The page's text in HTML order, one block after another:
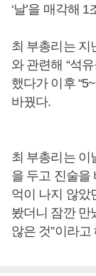
‘날’을 매각해
최 부총리는 지
와 관련해 “석
했다가 이후
바꿨다.
최 부총리는 이
을 두고 진술을
억이 나지 않았
봤더니 잠깐 만
않은 것”이라